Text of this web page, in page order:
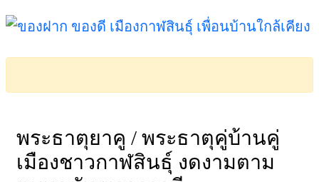
พระธาตุยาคู / พระธาตุคู่บ้านคู่
เมืองชาวกาฬสินธุ์ งดงามตาม